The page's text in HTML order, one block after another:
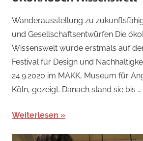
Wanderausstellung zu
und Gesellschaftsentwürfen Die
Wissenswelt wurde erstmals auf
Festival für Design und
24.9.2020 im MAKK, Museum für
Köln, gezeigt. Danach stand sie bis …
Weiterlesen